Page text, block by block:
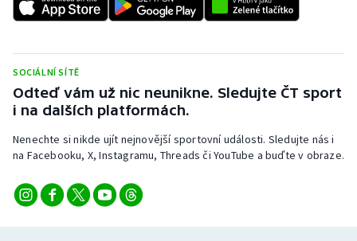
Stolní tenis
Veslování
Volejbal
Ostatní
SOCIÁLNÍ SÍTĚ
Odteď vám už nic neunikne. Sledujte ČT sport
i na dalších platformách.
Nenechte si nikde ujít nejnovější sportovní události. Sledujte nás i
na Facebooku, X, Instagramu, Threads či YouTube a buďte v obraze.